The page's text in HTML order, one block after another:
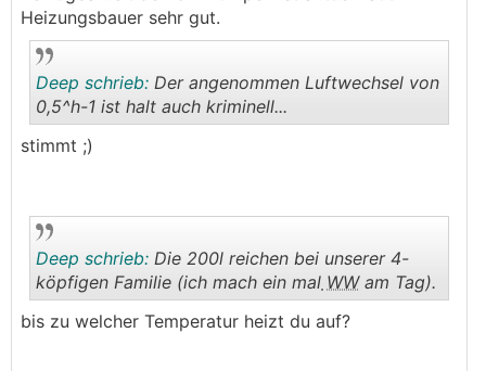
Heizungsbauer sehr gut.
Deep schrieb: Der angenommen Luftwechsel von
0,5^h-1 ist halt auch kriminell...
stimmt ;)
Deep schrieb: Die 200l reichen bei unserer 4-
köpfigen Familie (ich mach ein mal WWam Tag).
bis zu welcher Temperatur heizt du auf?